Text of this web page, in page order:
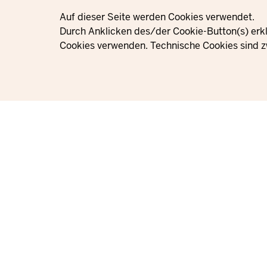
Privacy settingsAuf dieser Seite werden Cookies verwendet.
Durch Anklicken des/der Cookie-Button(s)
Cookies verwenden. Technische Cookies sind